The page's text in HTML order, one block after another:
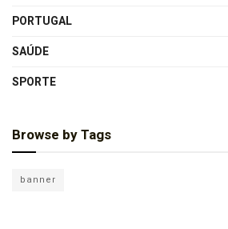
PORTUGAL
SAÚDE
SPORTE
Browse by Tags
banner